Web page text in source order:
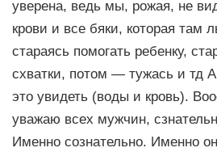
уверена, ведь мы, рожая, не
крови и все бяки, которая там
стараясь помогать ребенку,
схватки, потом — тужась и тд
это увидеть (воды и кровь).
уважаю всех мужчин,
Именно сознательно. Именно